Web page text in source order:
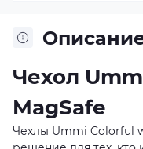
Чехол
MagSafe
Чехлы Ummi Colorful